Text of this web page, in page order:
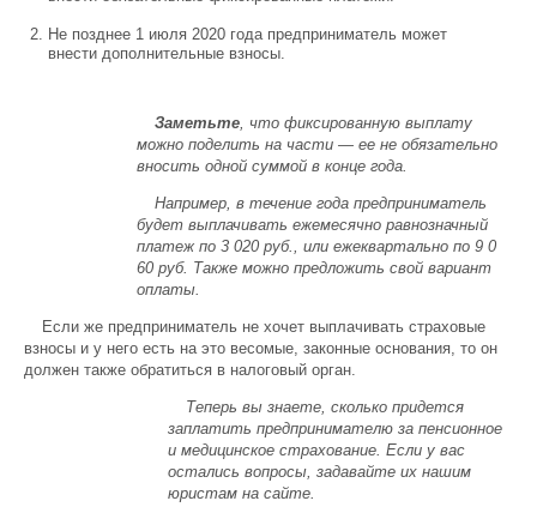
Не позднее 1 июля 2020 года предприниматель может
внести дополнительные взносы.
Заметьте, что фиксированную выплату
можно поделить на части — ее не обязательно
вносить одной суммой в конце года.
Например, в течение года предприниматель
будет выплачивать ежемесячно равнозначный
платеж по 3 020 руб., или ежеквартально по 9 0
60 руб. Также можно предложить свой вариант
оплаты.
Если же предприниматель не хочет выплачивать страховые
взносы и у него есть на это весомые, законные основания, то он
должен также обратиться в налоговый орган.
Теперь вы знаете, сколько придется
заплатить предпринимателю за пенсионное
и медицинское страхование. Если у вас
остались вопросы, задавайте их нашим
юристам на сайте.